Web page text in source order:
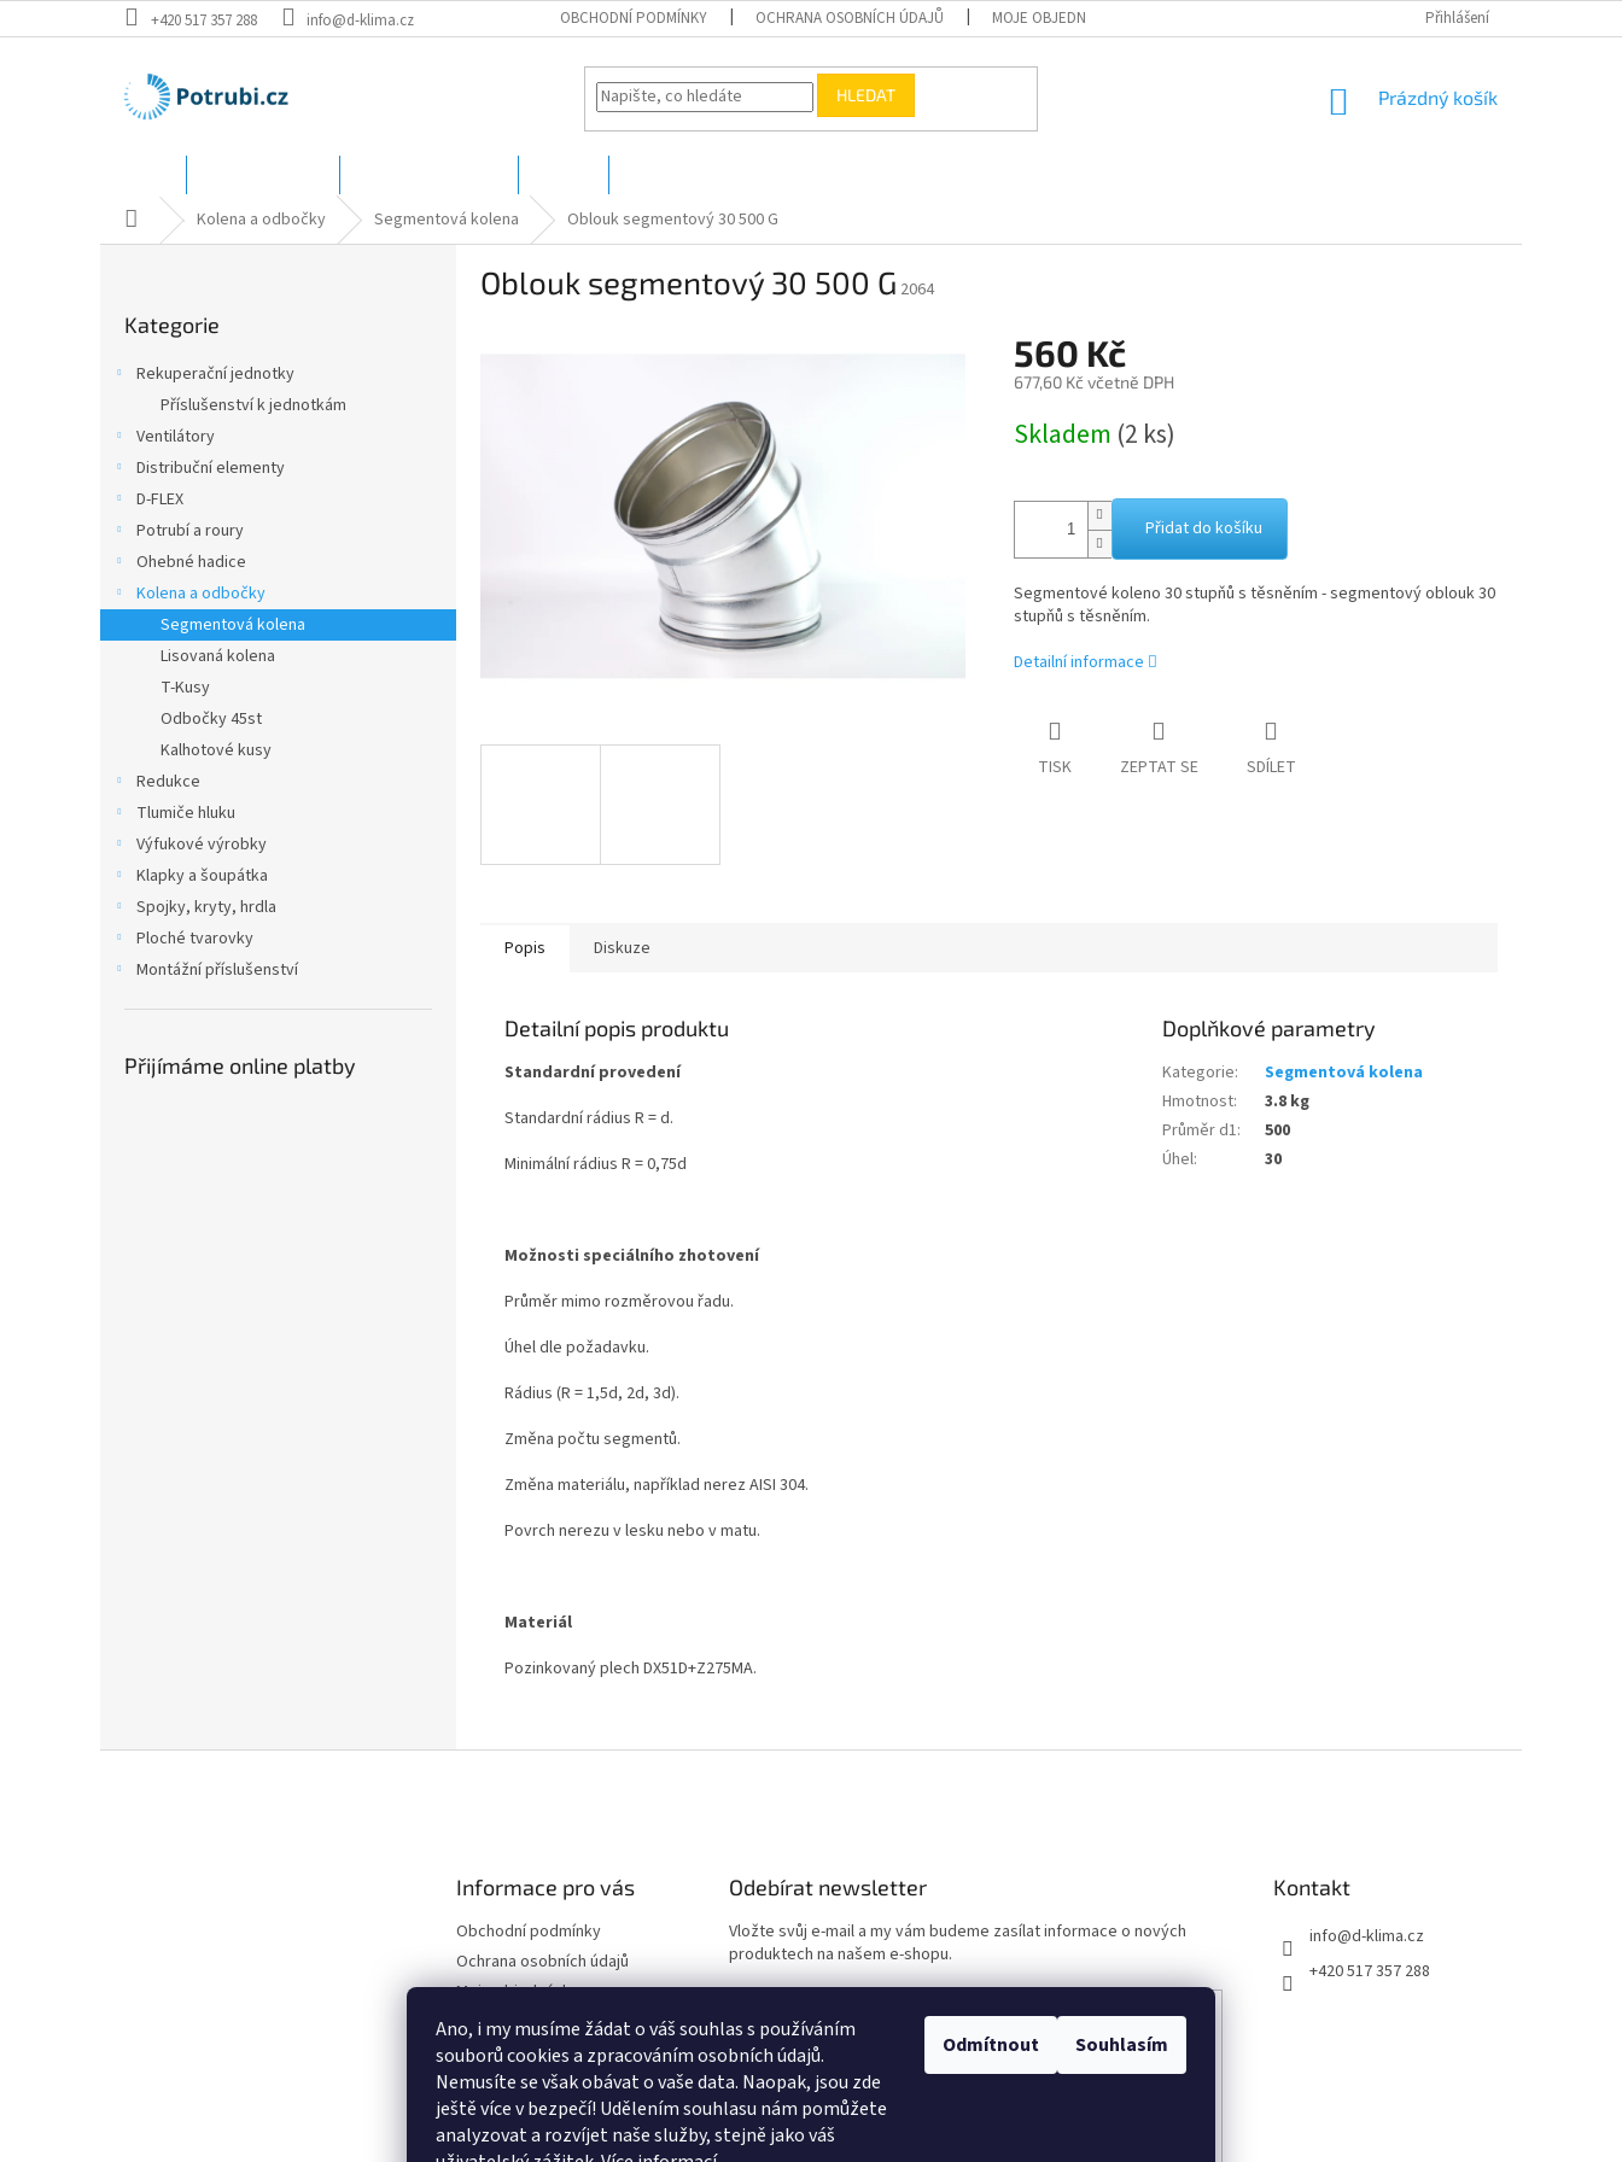
Ano, i my musíme žádat o váš souhlas s používáním
souborů cookies a zpracováním osobních údajů.
Nemusíte se však obávat o vaše data. Naopak, jsou zde
ještě více v bezpečí! Udělením souhlasu nám pomůžete
analyzovat a rozvíjet naše služby, stejně jako váš
Odmítnout Souhlasím
na
+420 517 357 288 info@d-klima.cz OBCHODNÍ PODMÍNKY OCHRANA OSOBNÍCH ÚDAJŮ MOJE OBJEDNÁVKA Přihlášení
HLEDAT
NÁKUPNÍ
Prázdný košík
Domů Kolena a odbočky Segmentová kolena Oblouk segmentový 30 500 G
l
kategorie
Kategorie
Rekuperační jednotky
Příslušenství k jednotkám
Ventilátory
Distribuční elementy
D-FLEX
Potrubí a roury
Ohebné hadice
Kolena a odbočky
Segmentová kolena
Lisovaná kolena
T-Kusy
Odbočky 45st
Kalhotové kusy
Redukce
Tlumiče hluku
Výfukové výrobky
Klapky a šoupátka
Spojky, kryty, hrdla
Ploché tvarovky
Montážní příslušenství
Přijímáme online platby
Oblouk segmentový 30 500 G 2064
560 Kč
677,60 Kč včetně DPH
cena:
Skladem (2 ks)
Přidat do košíku
Segmentové koleno 30 stupňů s těsněním - segmentový oblouk 30
stupňů s těsněním.
Detailní informace
TISK ZEPTAT SE SDÍLET
Popis Diskuze
Detailní popis produktu
Standardní provedení
Standardní rádius R = d.
Minimální rádius R = 0,75d
Možnosti speciálního zhotovení
Průměr mimo rozměrovou řadu.
Úhel dle požadavku.
Rádius (R = 1,5d, 2d, 3d).
Změna počtu segmentů.
Změna materiálu, například nerez AISI 304.
Povrch nerezu v lesku nebo v matu.
Materiál
Pozinkovaný plech DX51D+Z275MA.
Doplňkové parametry
Kategorie:
Segmentová kolena
Hmotnost:
3.8 kg
Průměr d1:
500
Úhel: 30
Informace pro vás
Obchodní podmínky
Ochrana osobních údajů
Moje objednávka
Odebírat newsletter
Vložte svůj e-mail a my vám budeme zasílat informace o nových
produktech na našem e-shopu.
Vložením e-mailu souhlasíte s
údajů
PŘIHLÁSIT SE
Kontakt
info@d-klima.cz
+420 517 357 288